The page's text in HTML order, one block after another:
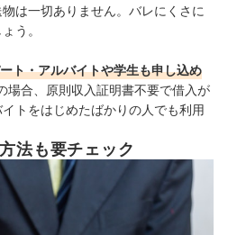
は一切ありません。バレにくさに
う。
ト・アルバイトや学生も申し込め
場合、原則収入証明書不要で借入が
トをはじめたばかりの人でも利用
法も要チェック